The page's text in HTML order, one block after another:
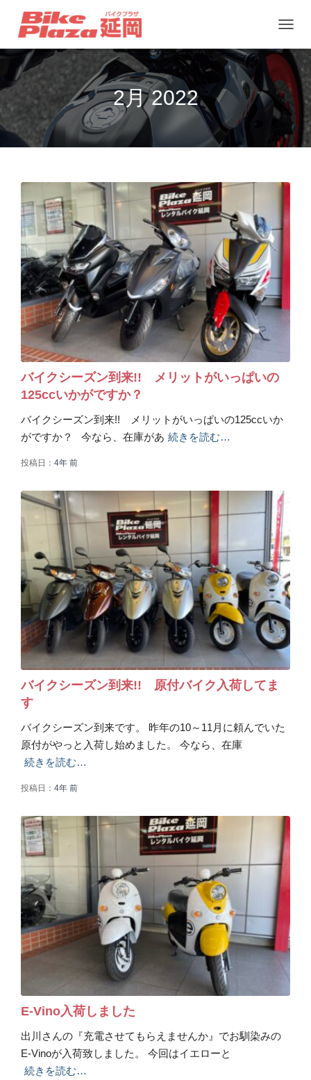
ビ
ゲ
ー
シ
ョ
ン
切
り
替
2月 2022
バイクシーズン到来!! メリットがいっぱいの
125ccいかがですか？
バイクシーズン到来!! メリットがいっぱいの125ccいか
がですか？ 今なら、在庫があ 続きを読む…
投稿日： 4年 前
バイクシーズン到来!! 原付バイク入荷してま
す
バイクシーズン到来です。 昨年の10～11月に頼んでいた
原付がやっと入荷し始めました。 今なら、在庫
続きを読む…
投稿日： 4年 前
E-Vino入荷しました
出川さんの『充電させてもらえませんか』でお馴染みの
E-Vinoが入荷致しました。 今回はイエローと
続きを読む…